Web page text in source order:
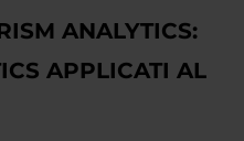
ANALYTICS:
APPLICATI AL